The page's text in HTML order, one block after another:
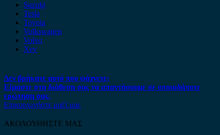
Suzuki
Tesla
Toyota
Volkswagen
Volvo
Xev
Δεν βρήκατε αυτό που ψάχνετε;
Είμαστε στη διάθεση σας να απαντήσουμε σε οποιαδήποτε
ερώτηση σας.
Επικοινωνήστε μαζί μας
ΑΚΟΛΟΥΘΗΣΤΕ ΜΑΣ